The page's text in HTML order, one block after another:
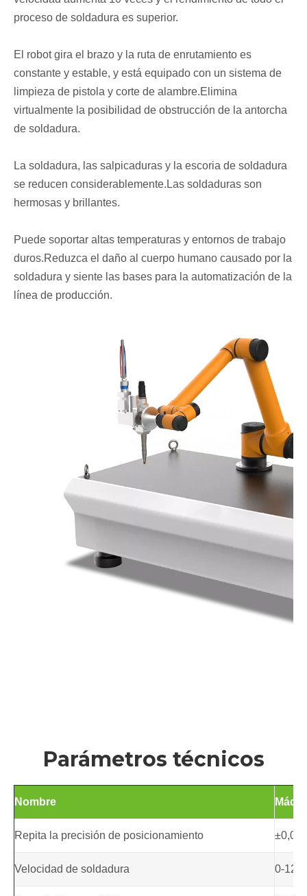
proceso de soldadura es superior.
El robot gira el brazo y la ruta de enrutamiento es
constante y estable, y está equipado con un sistema de
limpieza de pistola y corte de alambre.Elimina
virtualmente la posibilidad de obstrucción de la antorcha
de soldadura.
La soldadura, las salpicaduras y la escoria de soldadura
se reducen considerablemente.Las soldaduras son
hermosas y brillantes.
Puede soportar altas temperaturas y entornos de trabajo
duros.Reduzca el daño al cuerpo humano causado por la
soldadura y siente las bases para la automatización de la
línea de producción.
Parámetros técnicos
Nombre
Repita la precisión de posicionamiento ±0,03
Velocidad de soldadura 0-120